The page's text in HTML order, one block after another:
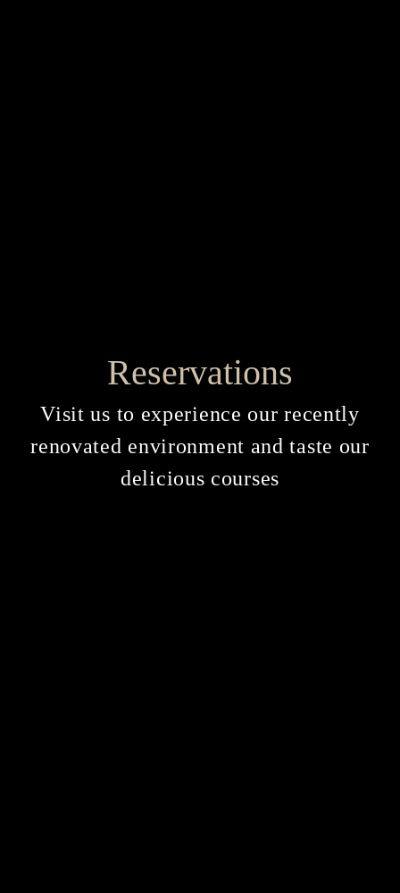
Reservations
Visit us to experience our recently
renovated environment and taste our
delicious courses